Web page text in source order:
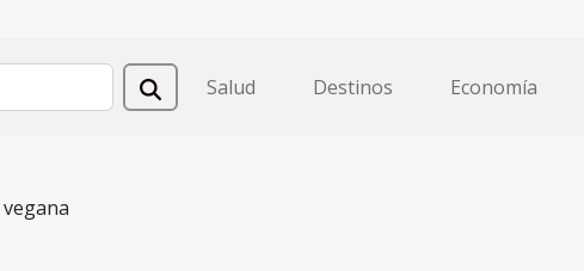
Salud Destinos Economía